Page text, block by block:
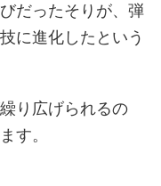
だったそりが、弾
に進化したという
り広げられるの
す。